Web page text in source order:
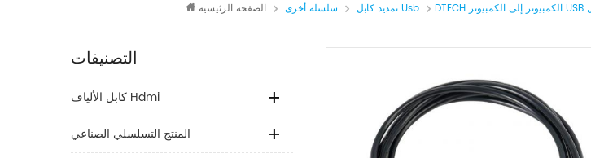
الصفحة الرئيسية سلسلة أخرى تمديد كابل Usb
التصنيفات
كابل الألياف Hdmi
المنتج التسلسلي الصناعي